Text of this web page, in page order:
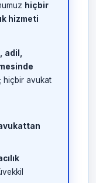
hiçbir
hizmeti
adil,
hiçbir avukat